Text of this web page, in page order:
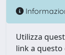
Utilizza
link a